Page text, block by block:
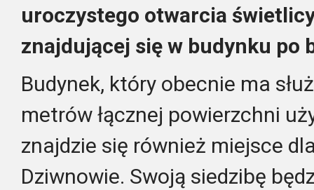
uroczystego otwarcia
znajdującej się w budynku po
Budynek, który obecnie ma
metrów łącznej powierzchni
znajdzie się również miejsce
Dziwnowie. Swoją siedzibę